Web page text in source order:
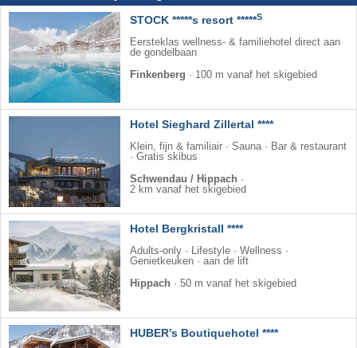
STOCK *****s resort *****S
Eersteklas wellness- & familiehotel direct aan
de gondelbaan
Finkenberg · 100 m vanaf het skigebied
Hotel Sieghard Zillertal ****
Klein, fijn & familiair · Sauna · Bar & restaurant
· Gratis skibus
Schwendau / Hippach ·
2 km vanaf het skigebied
Hotel Bergkristall ****
Adults-only · Lifestyle · Wellness ·
Genietkeuken · aan de lift
Hippach · 50 m vanaf het skigebied
HUBER’s Boutiquehotel ****